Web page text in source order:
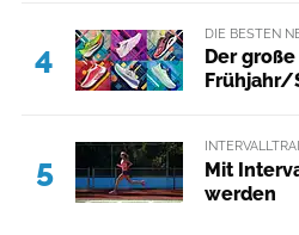
4
DIE BESTEN
Der
Frühjahr/
5
Mit
werden